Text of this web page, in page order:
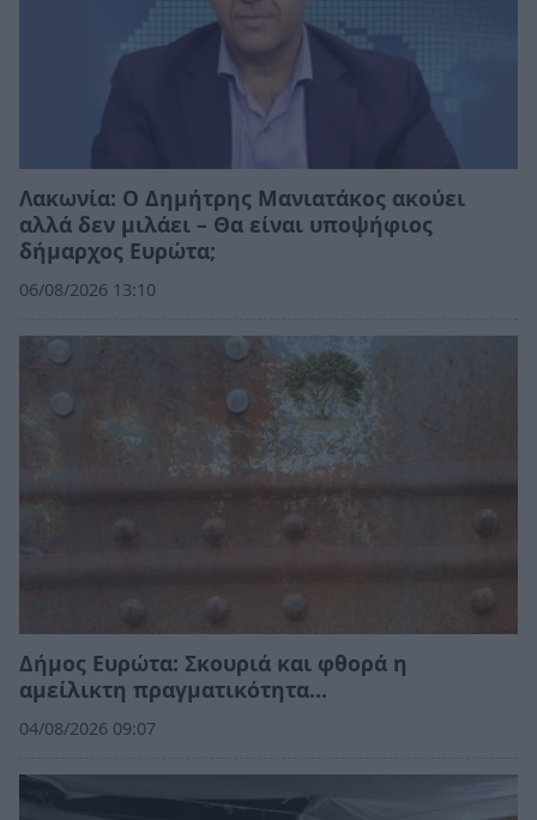
Λακωνία: Ο Δημήτρης Μανιατάκος ακούει
αλλά δεν μιλάει – Θα είναι υποψήφιος
δήμαρχος Ευρώτα;
06/08/2026 13:10
Δήμος Ευρώτα: Σκουριά και φθορά η
αμείλικτη πραγματικότητα…
04/08/2026 09:07